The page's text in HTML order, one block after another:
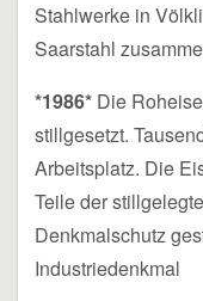
Stahlwerke in
Saarstahl
*1986* Die
stillgesetzt.
Arbeitsplatz. Die
Teile der
Denkmalschutz
Industriedenkmal